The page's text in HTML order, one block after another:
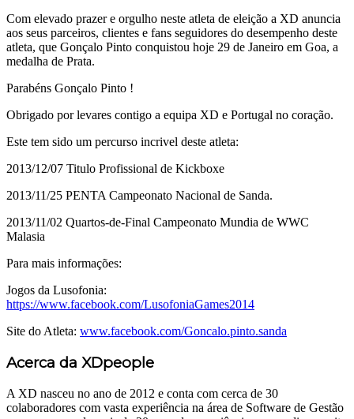
Com elevado prazer e orgulho neste atleta de eleição a XD anuncia
aos seus parceiros, clientes e fans seguidores do desempenho deste
atleta, que Gonçalo Pinto conquistou hoje 29 de Janeiro em Goa, a
medalha de Prata.
Parabéns Gonçalo Pinto !
Obrigado por levares contigo a equipa XD e Portugal no coração.
Este tem sido um percurso incrivel deste atleta:
2013/12/07 Titulo Profissional de Kickboxe
2013/11/25 PENTA Campeonato Nacional de Sanda.
2013/11/02 Quartos-de-Final Campeonato Mundia de WWC
Malasia
Para mais informações:
Jogos da Lusofonia:
https://www.facebook.com/LusofoniaGames2014
Site do Atleta: www.facebook.com/Goncalo.pinto.sanda
Acerca da XDpeople
A XD nasceu no ano de 2012 e conta com cerca de 30
colaboradores com vasta experiência na área de Software de Gestão